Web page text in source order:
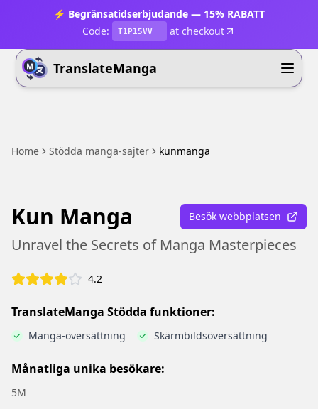
⚡ Begränsatidserbjudande — 15% RABATT
Code:
T1P15VV at checkout
TranslateManga
Home Stödda manga-sajter kunmanga
Kun Manga Besök webbplatsen
Unravel the Secrets of Manga Masterpieces
4.2
TranslateManga Stödda funktioner:
Manga-översättning Skärmbildsöversättning
Månatliga unika besökare:
5M